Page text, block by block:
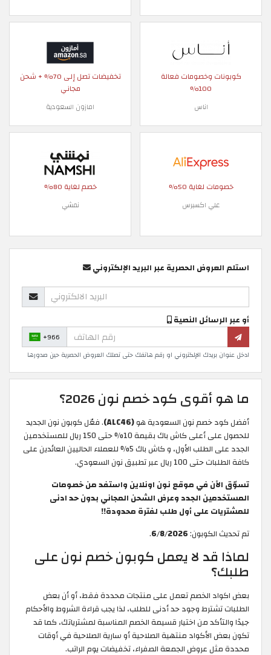
كوبونات وخصومات فعالة
100%
اناس
تخفيضات تصل إلى 70% + شحن
مجاني
امازون السعودية
خصومات لغاية 50%
علي اكسبرس
خصم لغاية 80%
نمشي
استلم العروض الحصرية عبر البريد الإلكتروني
أو عبر الرسائل النصية
+966
ادخل عنوان بريدك الإلكتروني او رقم هاتفك حتى تصلك العروض الحصرية حين صدورها
ما هو أقوى كود خصم نون 2026؟
أفضل كود خصم نون السعودية هو(ALC46)
. فعّل كوبون نون الجديد
للحصول على أعلى كاش باك بقيمة 10% حتى 150 ريال للمستخدمين
الجدد على الطلب الأول، و كاش باك 5% للعملاء الحاليين العائدين على
كافة الطلبات حتى 100 ريال عبر تطبيق نون السعودي.
تسوّق الآن في موقع نون اونلاين واستفد من خصومات
المستخدمين الجدد وعرض الشحن المجاني بدون حد ادنى
للمشتريات على أول طلب لفترة محدودة!!
تم تحديث الكوبون:6/8/2026
.
لماذا قد لا يعمل كوبون خصم نون على
طلبك؟
بعض اكواد الخصم تعمل على منتجات محددة فقط، أو أن بعض
الطلبات تشترط وجود حد أدنى للطلب، لذا يجب قراءة الشروط والأحكام
جيدًا والتأكد من اختيار قسيمة الخصم المناسبة لمشترياتك، كما قد
تكون بعض الأكواد منتهية الصلاحية أو سارية الصلاحية في أوقات
محددة مثل عروض الجمعة الصفراء، تخفيضات يوم الراتب.